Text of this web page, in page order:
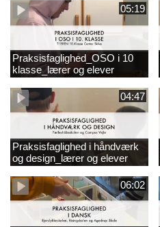
05:19
Praksisfaglighed_OSO i 10
klasse_lærer og elever
04:47
Praksisfaglighed i håndværk
og design_lærer og elever
06:02